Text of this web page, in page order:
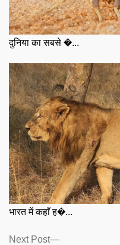
दुनिया का सबसे �...
भारत में कहाँ ह�...
Posts
Next Post
Next